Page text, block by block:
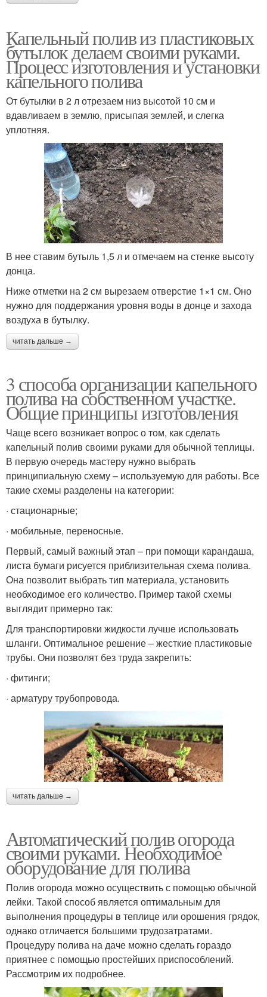
Капельный полив из пластиковых
бутылок делаем своими руками.
Процесс изготовления и установки
капельного полива
От бутылки в 2 л отрезаем низ высотой 10 см и
вдавливаем в землю, присыпая землей, и слегка
уплотняя.
В нее ставим бутыль 1,5 л и отмечаем на стенке высоту
донца.
Ниже отметки на 2 см вырезаем отверстие 1×1 см. Оно
нужно для поддержания уровня воды в донце и захода
воздуха в бутылку.
читать дальше →
3 способа организации капельного
полива на собственном участке.
Общие принципы изготовления
Чаще всего возникает вопрос о том, как сделать
капельный полив своими руками для обычной теплицы.
В первую очередь мастеру нужно выбрать
принципиальную схему – используемую для работы. Все
такие схемы разделены на категории:
· стационарные;
· мобильные, переносные.
Первый, самый важный этап – при помощи карандаша,
листа бумаги рисуется приблизительная схема полива.
Она позволит выбрать тип материала, установить
необходимое его количество. Пример такой схемы
выглядит примерно так:
Для транспортировки жидкости лучше использовать
шланги. Оптимальное решение – жесткие пластиковые
трубы. Они позволят без труда закрепить:
· фитинги;
· арматуру трубопровода.
читать дальше →
Автоматический полив огорода
своими руками. Необходимое
оборудование для полива
Полив огорода можно осуществить с помощью обычной
лейки. Такой способ является оптимальным для
выполнения процедуры в теплице или орошения грядок,
однако отличается большими трудозатратами.
Процедуру полива на даче можно сделать гораздо
приятнее с помощью простейших приспособлений.
Рассмотрим их подробнее.